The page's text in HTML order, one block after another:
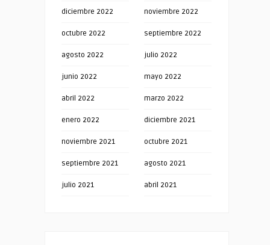
diciembre 2022 noviembre 2022
octubre 2022 septiembre 2022
agosto 2022 julio 2022
junio 2022 mayo 2022
abril 2022 marzo 2022
enero 2022 diciembre 2021
noviembre 2021 octubre 2021
septiembre 2021 agosto 2021
julio 2021 abril 2021